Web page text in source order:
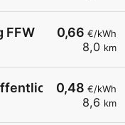
0,66 €/kWh
8,0 km
FFW
0,48 €/kWh
8,6 km